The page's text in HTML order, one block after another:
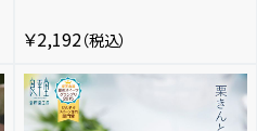
￥2,192（税込）